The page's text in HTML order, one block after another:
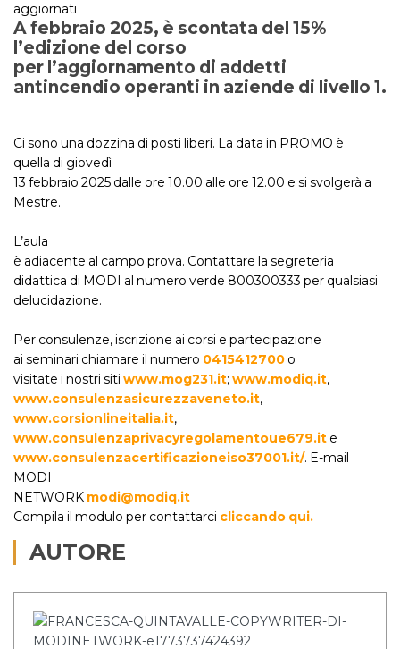
aggiornati
A febbraio 2025, è scontata del 15%
l’edizione del corso
per l’aggiornamento di addetti
antincendio operanti in aziende di livello 1.
Ci sono una dozzina di posti liberi. La data in PROMO è
quella di giovedì
13 febbraio 2025 dalle ore 10.00 alle ore 12.00 e si svolgerà a
Mestre.
L’aula
è adiacente al campo prova. Contattare la segreteria
didattica di MODI al numero verde 800300333 per qualsiasi
delucidazione.
Per consulenze, iscrizione ai corsi e partecipazione
ai seminari chiamare il numero 0415412700 o
visitate i nostri siti www.mog231.it; www.modiq.it,
www.consulenzasicurezzaveneto.it,
www.corsionlineitalia.it,
www.consulenzaprivacyregolamentoue679.it e
www.consulenzacertificazioneiso37001.it/. E-mail
MODI
NETWORK modi@modiq.it
Compila il modulo per contattarci cliccando qui.
AUTORE